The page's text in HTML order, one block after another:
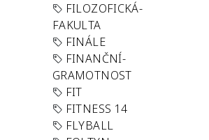
FILOZOFICKÁ-
FAKULTA
FINÁLE
FINANČNÍ-
GRAMOTNOST
FIT
FITNESS 14
FLYBALL